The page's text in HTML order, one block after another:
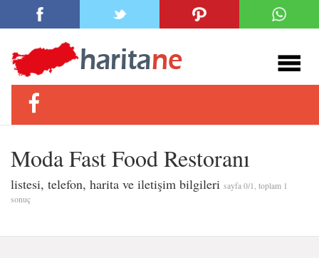
Moda Fast Food Restoranı
listesi, telefon, harita ve iletişim bilgileri sayfa 0/1, toplam 1
sonuç